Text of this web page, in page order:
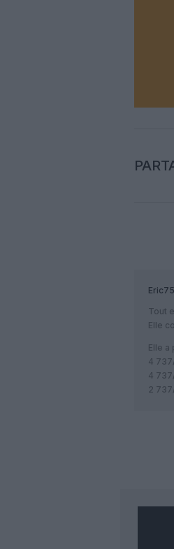
Eric75
Tout
Elle
Elle a
4
4
2